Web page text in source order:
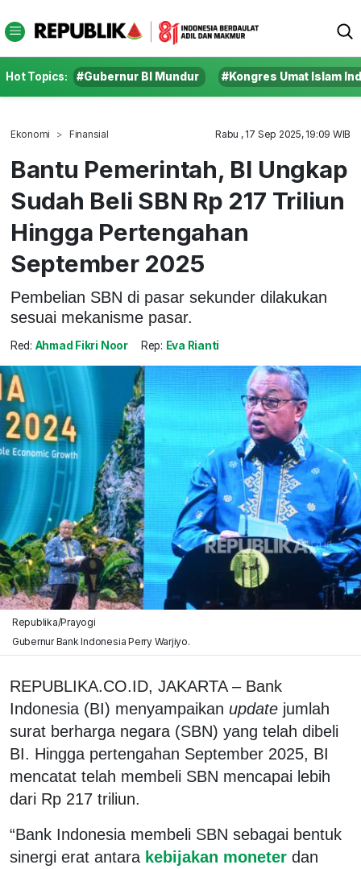
Hot Topics: #Gubernur BI Mundur #Kongres Umat Islam
Ekonomi Finansial Rabu , 17 Sep 2025, 19:09 WIB
Bantu Pemerintah, BI Ungkap
Sudah Beli SBN Rp 217 Triliun
Hingga Pertengahan
September 2025
Pembelian SBN di pasar sekunder dilakukan
sesuai mekanisme pasar.
Red: Ahmad Fikri Noor Rep: Eva Rianti
Republika/Prayogi
Gubernur Bank Indonesia Perry Warjiyo.
REPUBLIKA.CO.ID, JAKARTA – Bank
Indonesia (BI) menyampaikan update jumlah
surat berharga negara (SBN) yang telah dibeli
BI. Hingga pertengahan September 2025, BI
mencatat telah membeli SBN mencapai lebih
dari Rp 217 triliun.
“Bank Indonesia membeli SBN sebagai bentuk
sinergi erat antara kebijakan moneter dan